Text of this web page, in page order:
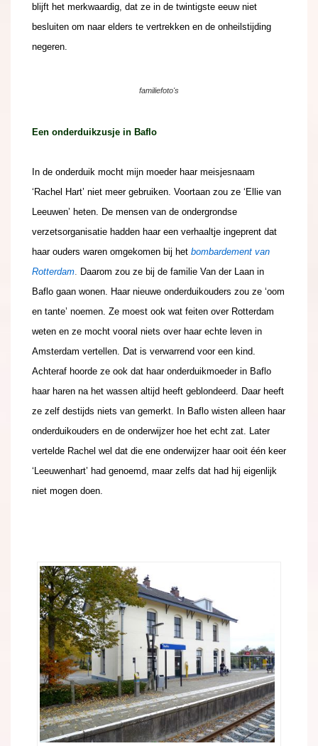
blijft het merkwaardig, dat ze in de twintigste eeuw niet
besluiten om naar elders te vertrekken en de onheilstijding
negeren.
familiefoto's
Een onderduikzusje in Baflo
In de onderduik mocht mijn moeder haar meisjesnaam
‘Rachel Hart’ niet meer gebruiken. Voortaan zou ze ‘Ellie van
Leeuwen’ heten. De mensen van de ondergrondse
verzetsorganisatie hadden haar een verhaaltje ingeprent dat
haar ouders waren omgekomen bij het bombardement van
Rotterdam
Daarom zou ze bij de familie Van der Laan in
Baflo gaan wonen. Haar nieuwe onderduikouders zou ze ‘oom
en tante’ noemen. Ze moest ook wat feiten over Rotterdam
weten en ze mocht vooral niets over haar echte leven in
Amsterdam vertellen. Dat is verwarrend voor een kind.
Achteraf hoorde ze ook dat haar onderduikmoeder in Baflo
haar haren na het wassen altijd heeft geblondeerd. Daar heeft
ze zelf destijds niets van gemerkt. In Baflo wisten alleen haar
onderduikouders en de onderwijzer hoe het echt zat. Later
vertelde Rachel wel dat die ene onderwijzer haar ooit één keer
‘Leeuwenhart’ had genoemd, maar zelfs dat had hij eigenlijk
niet mogen doen.